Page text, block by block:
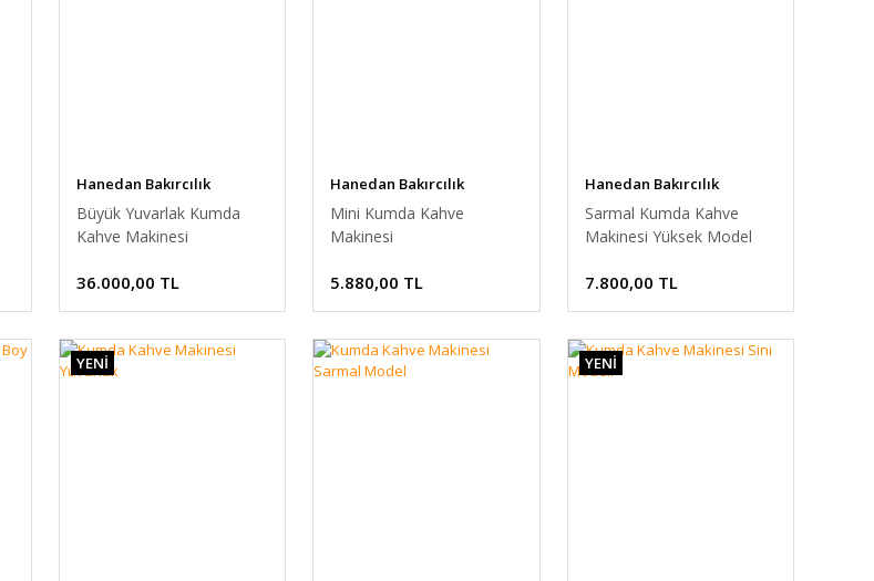
Hanedan Bakırcılık
Büyük Yuvarlak Kumda
Kahve Makinesi
36.000,00 TL
Hanedan Bakırcılık
Mini Kumda Kahve
Makinesi
5.880,00 TL
Hanedan Bakırcılık
Sarmal Kumda Kahve
Makinesi Yüksek Model
7.800,00 TL
YENİ YENİ